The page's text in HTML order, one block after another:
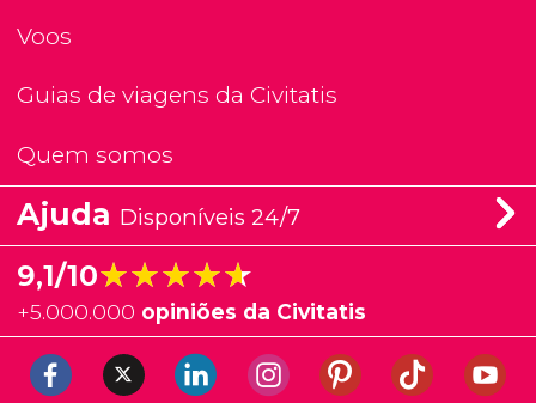
Voos
Guias de viagens da Civitatis
Quem somos
Ajuda Disponíveis 24/7
9,1/10★★★★★
★★★★★
+5.000.000 opiniões da Civitatis